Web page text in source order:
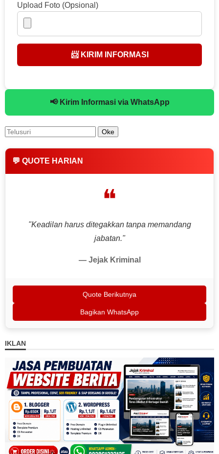
Upload Foto (Opsional)
📨 KIRIM INFORMASI
📢 Kirim Informasi via WhatsApp
💬 QUOTE HARIAN
❝
"Keadilan harus ditegakkan tanpa memandang
jabatan."
— Jejak Kriminal
Quote Berikutnya
Bagikan WhatsApp
IKLAN